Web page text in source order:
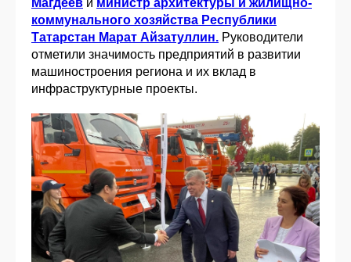
Магдеев и министр архитектуры и жилищно-
коммунального хозяйства Республики
Татарстан Марат Айзатуллин. Руководители
отметили значимость предприятий в развитии
машиностроения региона и их вклад в
инфраструктурные проекты.